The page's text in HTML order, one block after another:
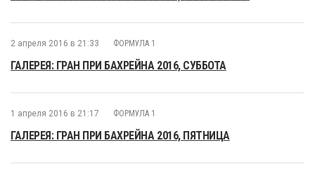
2 апреля 2016 в 21:33 ФОРМУЛА 1
ГАЛЕРЕЯ: ГРАН ПРИ БАХРЕЙНА 2016, СУББОТА
1 апреля 2016 в 21:17 ФОРМУЛА 1
ГАЛЕРЕЯ: ГРАН ПРИ БАХРЕЙНА 2016, ПЯТНИЦА